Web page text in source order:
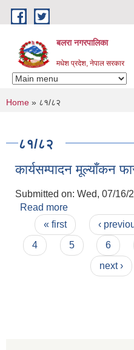
Skip to main content
बलरा नगरपालिका
मधेश प्रदेश, नेपाल सरकार
You are here
Home » ८१/८२
८१/८२
कार्यसम्पादन मूल्याँकन
Submitted on: Wed, 07/16/
Read more
Pages
« first ‹
4
5 6
next ›